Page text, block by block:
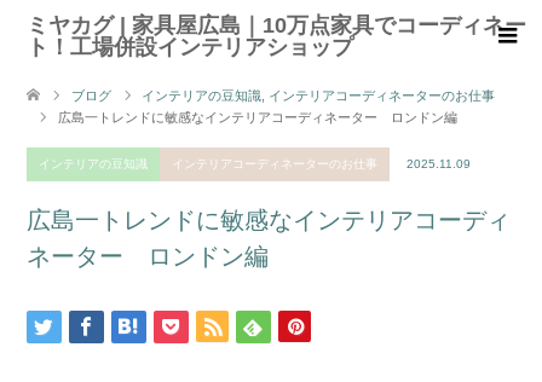
ミヤカグ | 家具屋広島｜10万点家具でコーディネー
ト！工場併設インテリアショップ
ブログ インテリアの豆知識
インテリアコーディネーターのお仕事
広島一トレンドに敏感なインテリアコーディネーター ロンドン編
インテリアの豆知識 インテリアコーディネーターのお仕事 2025.11.09
広島一トレンドに敏感なインテリアコーディ
ネーター ロンドン編